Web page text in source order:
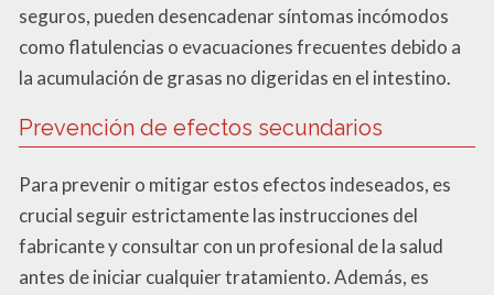
seguros, pueden desencadenar síntomas incómodos
como flatulencias o evacuaciones frecuentes debido a
la acumulación de grasas no digeridas en el intestino.
Prevención de efectos secundarios
Para prevenir o mitigar estos efectos indeseados, es
crucial seguir estrictamente las instrucciones del
fabricante y consultar con un profesional de la salud
antes de iniciar cualquier tratamiento. Además, es